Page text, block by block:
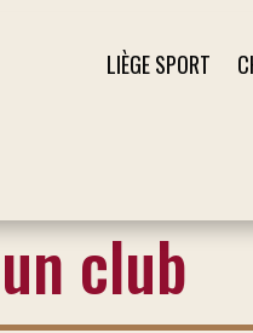
LIÈGE SPORT
club